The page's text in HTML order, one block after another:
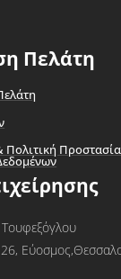
Πελάτη
26,